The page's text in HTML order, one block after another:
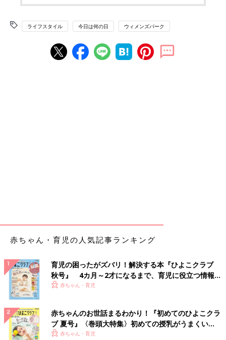
ライフスタイル 今日は何の日 ウィメンズパーク
赤ちゃん・育児の人気記事ランキング
育児の困ったがズバリ！解決する本『ひよこクラブ
秋号』 4カ月～2才になるまで、育児に役立つ情報が
いっぱい！
赤ちゃん・育児
赤ちゃんのお世話まるわかり！『初めてのひよこクラ
ブ 夏号』〈巻頭大特集〉初めての授乳がうまくい
く！ おっぱい・ミルクの基本と夏のトラブル 解決テ
赤ちゃん・育児